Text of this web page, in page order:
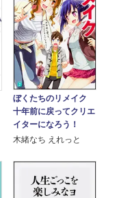
ぼくたちのリメイク
十年前に戻ってクリエ
イターになろう！
木緒なち えれっと